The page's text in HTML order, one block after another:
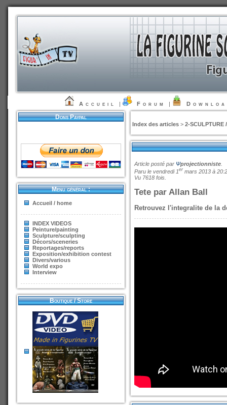
Accueil | Forum |
Dons Paypal
Menu général :
Accueil / home
INDEX VIDEOS
Peinture/painting
Sculpture/sculpting
Décors/sceneries
Reportages/reports
Exposition/exhibition contest
Divers/various
World expo
Interview
Boutique / Store
Index des articles> 2-SCULPTURE
Article posté par Ψprojectionniste.
Paru le vendredi 1er mars 2013 à
Vu 7618 fois.
Tete par Allan Ball
Retrouvez l'integralite de la